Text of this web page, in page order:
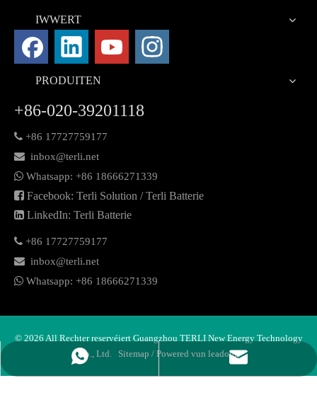
Whatsapp
E-Mail
IWWERT
PRODUITEN
+86-020-39201118
 +86 17727759177
 inbox@terli.net
 Whatsapp: +86 18666271339
 Facebook: Terli Solution / Terli Batterie
 LinkedIn: Terli Batterie
 +86 17727759177
 inbox@terli.net
 Whatsapp: +86 18666271339
© 2026 All Rechter reservéiert Guangzhou TERLI New Energy Technology
Co., Ltd.
Sitemap / Powered vun leadong